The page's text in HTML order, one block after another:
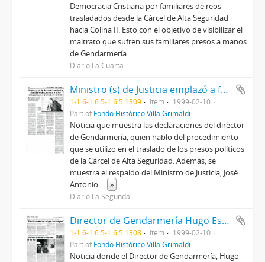
Democracia Cristiana por familiares de reos
trasladados desde la Cárcel de Alta Seguridad
hacia Colina II. Esto con el objetivo de visibilizar el
maltrato que sufren sus familiares presos a manos
de Gendarmería.
Diario La Cuarta
Ministro (s) de Justicia emplazó a familiares de presos a ir a los tribunales por traslado de la CAS
1-1.6-1.6.5-1.6.5.1309 Item
1999-02-10
Part ofFondo Histórico Villa Grimaldi
Noticia que muestra las declaraciones del director
de Gendarmería, quien hablo del procedimiento
que se utilizo en el traslado de los presos políticos
de la Cárcel de Alta Seguridad. Además, se
muestra el respaldo del Ministro de Justicia, José
Antonio ... »
Diario La Segunda
Director de Gendarmería Hugo Espinoza y el desalojo de la CAS: "Efectivamente se usó gas lacrimógeno"
1-1.6-1.6.5-1.6.5.1308 Item
1999-02-10
Part ofFondo Histórico Villa Grimaldi
Noticia donde el Director de Gendarmería, Hugo